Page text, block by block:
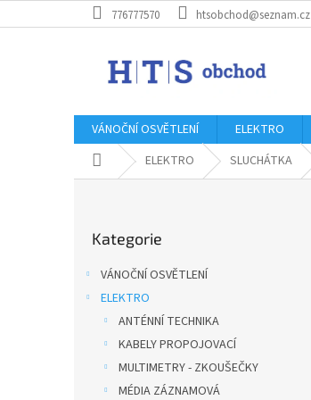
na
776777570 htsobchod@seznam.cz
VÁNOČNÍ OSVĚTLENÍ ELEKTRO
Domů ELEKTRO SLUCHÁTKA
kategorie
Kategorie
VÁNOČNÍ OSVĚTLENÍ
ELEKTRO
ANTÉNNÍ TECHNIKA
KABELY PROPOJOVACÍ
MULTIMETRY - ZKOUŠEČKY
MÉDIA ZÁZNAMOVÁ